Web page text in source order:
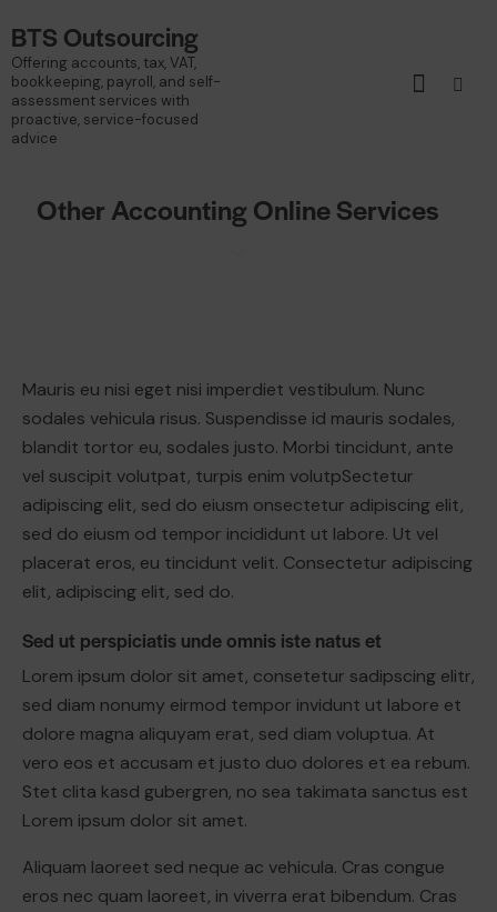
BTS Outsourcing
Offering accounts, tax, VAT,
bookkeeping, payroll, and self-
assessment services with
proactive, service-focused
advice
Other Accounting Online Services
Mauris eu nisi eget nisi imperdiet vestibulum. Nunc
sodales vehicula risus. Suspendisse id mauris sodales,
blandit tortor eu, sodales justo. Morbi tincidunt, ante
vel suscipit volutpat, turpis enim volutpSectetur
adipiscing elit, sed do eiusm onsectetur adipiscing elit,
sed do eiusm od tempor incididunt ut labore. Ut vel
placerat eros, eu tincidunt velit. Consectetur adipiscing
elit, adipiscing elit, sed do.
Sed ut perspiciatis unde omnis iste natus et
Lorem ipsum dolor sit amet, consetetur sadipscing elitr,
sed diam nonumy eirmod tempor invidunt ut labore et
dolore magna aliquyam erat, sed diam voluptua. At
vero eos et accusam et justo duo dolores et ea rebum.
Stet clita kasd gubergren, no sea takimata sanctus est
Lorem ipsum dolor sit amet.
Aliquam laoreet sed neque ac vehicula. Cras congue
eros nec quam laoreet, in viverra erat bibendum. Cras